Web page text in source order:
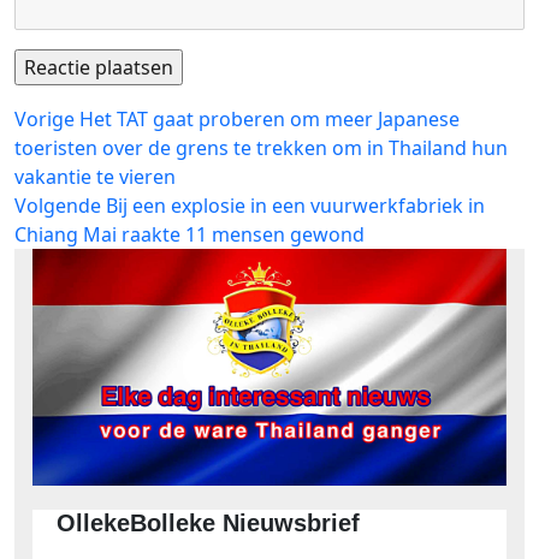
Bericht
navigatie
Vorige Vorig
bericht:
Het TAT gaat proberen om meer Japanese
toeristen over de grens te trekken om in Thailand hun
vakantie te vieren
Volgende Volgend
bericht:
Bij een explosie in een vuurwerkfabriek in
Chiang Mai raakte 11 mensen gewond
OllekeBolleke Nieuwsbrief